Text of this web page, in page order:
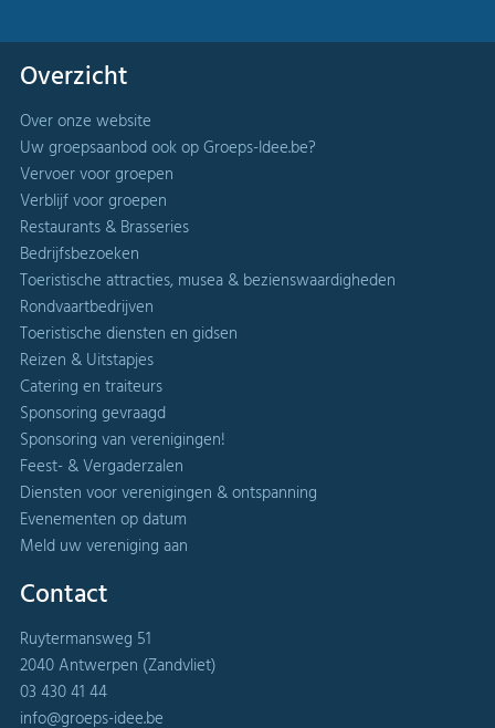
Overzicht
Over onze website
Uw groepsaanbod ook op Groeps-Idee.be?
Vervoer voor groepen
Verblijf voor groepen
Restaurants & Brasseries
Bedrijfsbezoeken
Toeristische attracties, musea & bezienswaardigheden
Rondvaartbedrijven
Toeristische diensten en gidsen
Reizen & Uitstapjes
Catering en traiteurs
Sponsoring gevraagd
Sponsoring van verenigingen!
Feest- & Vergaderzalen
Diensten voor verenigingen & ontspanning
Evenementen op datum
Meld uw vereniging aan
Contact
Ruytermansweg 51
2040 Antwerpen (Zandvliet)
03 430 41 44
info@groeps-idee.be